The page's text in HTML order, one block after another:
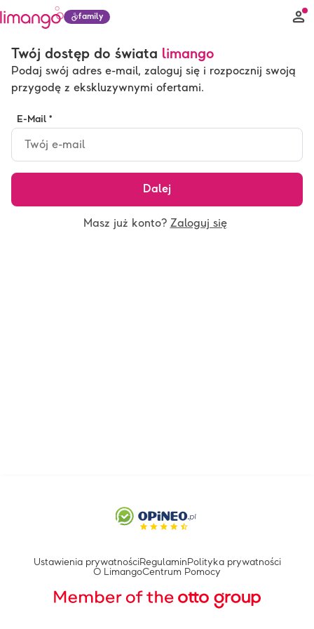
family
Twój dostęp do świata limango
Podaj swój adres e-mail, zaloguj się i rozpocznij swoją
przygodę z ekskluzywnymi ofertami.
E-Mail *
Dalej
Masz już konto? Zaloguj się
Ustawienia prywatnościRegulamin Polityka prywatności
O LimangoCentrum Pomocy